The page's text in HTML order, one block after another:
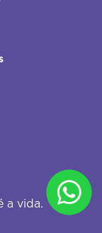
a vida.